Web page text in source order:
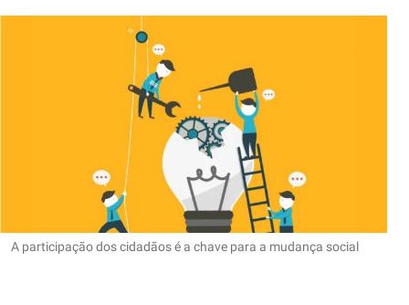
A participação dos cidadãos é a chave para a mudança social